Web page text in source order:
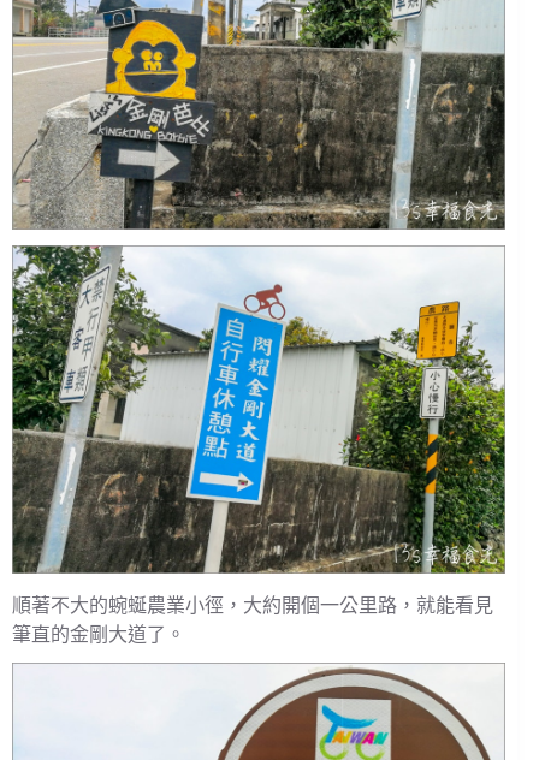
順著不大的蜿蜒農業小徑，大約開個一公里路，就能看見
筆直的金剛大道了。